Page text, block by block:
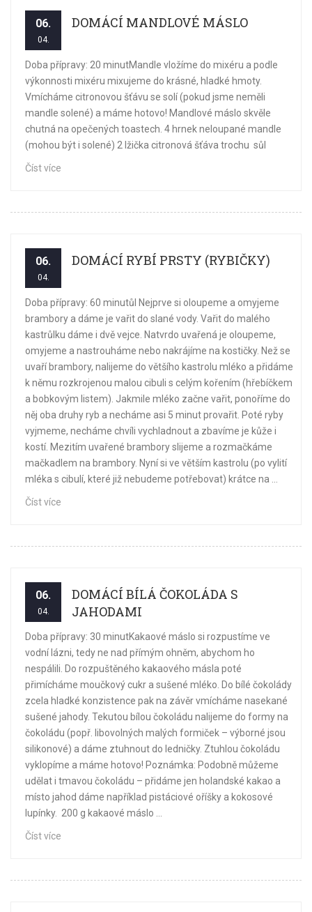
06.
04.
DOMÁCÍ MANDLOVÉ MÁSLO
Doba přípravy: 20 minutMandle vložíme do mixéru a podle
výkonnosti mixéru mixujeme do krásné, hladké hmoty.
Vmícháme citronovou šťávu se solí (pokud jsme neměli
mandle solené) a máme hotovo! Mandlové máslo skvěle
chutná na opečených toastech. 4 hrnek neloupané mandle
(mohou být i solené) 2 lžička citronová šťáva trochu sůl
Číst více
06.
04.
DOMÁCÍ RYBÍ PRSTY (RYBIČKY)
Doba přípravy: 60 minutůl Nejprve si oloupeme a omyjeme
brambory a dáme je vařit do slané vody. Vařit do malého
kastrůlku dáme i dvě vejce. Natvrdo uvařená je oloupeme,
omyjeme a nastrouháme nebo nakrájíme na kostičky. Než se
uvaří brambory, nalijeme do většího kastrolu mléko a přidáme
k němu rozkrojenou malou cibuli s celým kořením (hřebíčkem
a bobkovým listem). Jakmile mléko začne vařit, ponoříme do
něj oba druhy ryb a necháme asi 5 minut provařit. Poté ryby
vyjmeme, necháme chvíli vychladnout a zbavíme je kůže i
kostí. Mezitím uvařené brambory slijeme a rozmačkáme
mačkadlem na brambory. Nyní si ve větším kastrolu (po vylití
mléka s cibulí, které již nebudeme potřebovat) krátce na ...
Číst více
06.
04.
DOMÁCÍ BÍLÁ ČOKOLÁDA S
JAHODAMI
Doba přípravy: 30 minutKakaové máslo si rozpustíme ve
vodní lázni, tedy ne nad přímým ohněm, abychom ho
nespálili. Do rozpuštěného kakaového másla poté
přimícháme moučkový cukr a sušené mléko. Do bílé čokolády
zcela hladké konzistence pak na závěr vmícháme nasekané
sušené jahody. Tekutou bílou čokoládu nalijeme do formy na
čokoládu (popř. libovolných malých formiček – výborné jsou
silikonové) a dáme ztuhnout do ledničky. Ztuhlou čokoládu
vyklopíme a máme hotovo! Poznámka: Podobně můžeme
udělat i tmavou čokoládu – přidáme jen holandské kakao a
místo jahod dáme například pistáciové oříšky a kokosové
lupínky. 200 g kakaové máslo ...
Číst více